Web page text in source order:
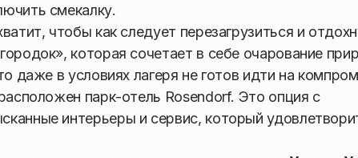
смекалку.
чтобы как следует перезагрузиться и
которая сочетает в себе очарование
даже в условиях лагеря не готов идти на
парк-отель Rosendorf. Это опция с
интерьеры и сервис, который